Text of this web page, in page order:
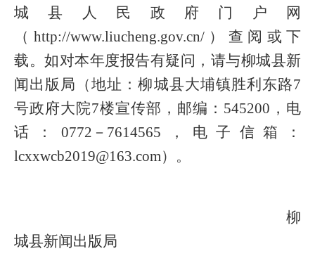
城县人民政府门户网
（http://www.liucheng.gov.cn/）查阅或下
载。如对本年度报告有疑问，请与柳城县新
闻出版局（地址：柳城县大埔镇胜利东路7
号政府大院7楼宣传部，邮编：545200，电
话：0772－7614565，电子信箱：
lcxxwcb2019@163.com）。
柳
城县新闻出版局